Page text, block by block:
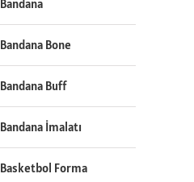
Bandana
Bandana Bone
Bandana Buff
Bandana İmalatı
Basketbol Forma